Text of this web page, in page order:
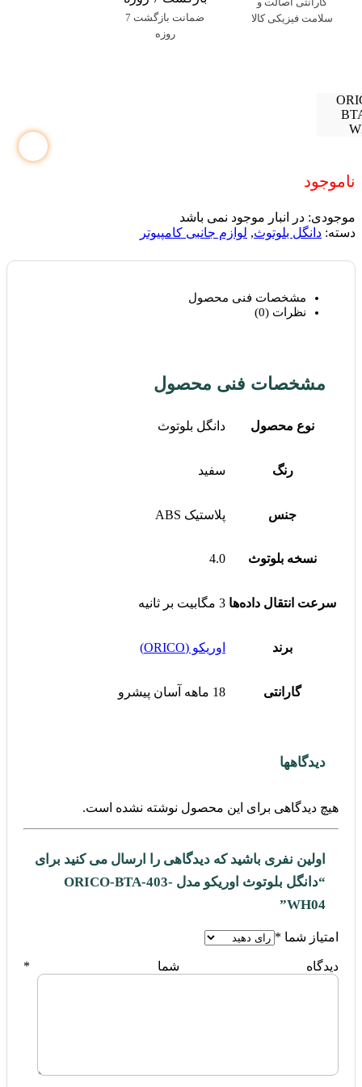
سلامت فیزیکی کالا
ضمانت بازگشت 7
روزه
ناموجود
موجودی: در انبار موجود نمی باشد
دسته: دانگل بلوتوث, لوازم جانبی کامپیوتر
مشخصات فنی محصول
نظرات (0)
مشخصات فنی محصول
نوع محصول دانگل بلوتوث
رنگ سفید
جنس پلاستیک ABS
نسخه بلوتوث 4.0
سرعت انتقال داده‌ها 3 مگابیت بر ثانیه
برند اوریکو (ORICO)
گارانتی 18 ماهه آسان پیشرو
دیدگاهها
هیچ دیدگاهی برای این محصول نوشته نشده است.
اولین نفری باشید که دیدگاهی را ارسال می کنید برای
“دانگل بلوتوث اوریکو مدل ORICO-BTA-403-
WH04”
امتیاز شما *
دیدگاه شما *